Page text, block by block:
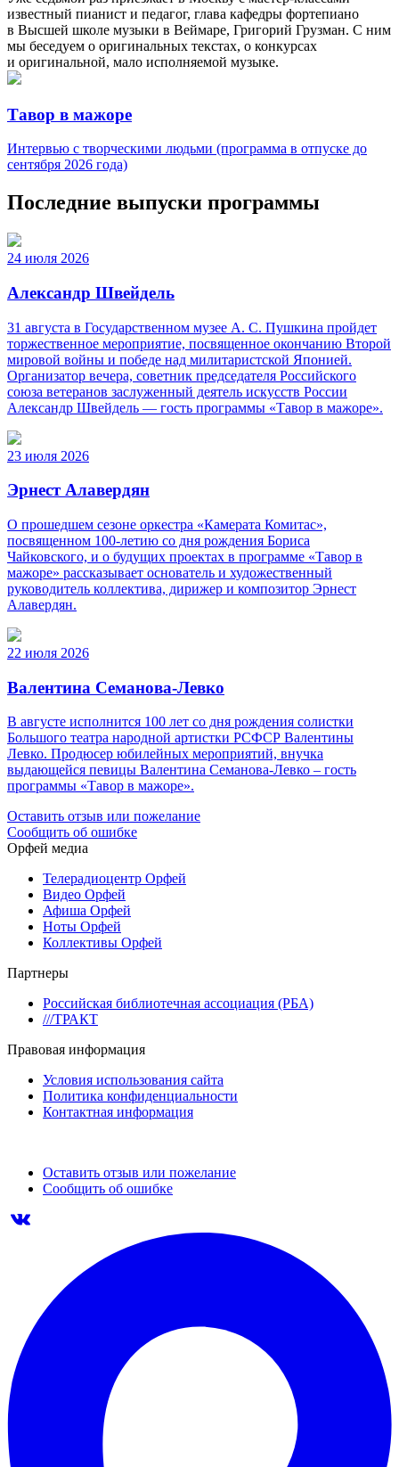
известный пианист и педагог, глава кафедры фортепиано
в Высшей школе музыки в Веймаре, Григорий Грузман. С ним
мы беседуем о оригинальных текстах, о конкурсах
и оригинальной, мало исполняемой музыке.
Тавор в мажоре
Интервью с творческими людьми (программа в отпуске до
сентября 2026 года)
Последние выпуски программы
24 июля 2026
Александр Швейдель
31 августа в Государственном музее А. С. Пушкина пройдет
торжественное мероприятие, посвященное окончанию Второй
мировой войны и победе над милитаристской Японией.
Организатор вечера, советник председателя Российского
союза ветеранов заслуженный деятель искусств России
Александр Швейдель — гость программы «Тавор в мажоре».
23 июля 2026
Эрнест Алавердян
О прошедшем сезоне оркестра «Камерата Комитас»,
посвященном 100-летию со дня рождения Бориса
Чайковского, и о будущих проектах в программе «Тавор в
мажоре» рассказывает основатель и художественный
руководитель коллектива, дирижер и композитор Эрнест
Алавердян.
22 июля 2026
Валентина Семанова-Левко
В августе исполнится 100 лет со дня рождения солистки
Большого театра народной артистки РСФСР Валентины
Левко. Продюсер юбилейных мероприятий, внучка
выдающейся певицы Валентина Семанова-Левко – гость
программы «Тавор в мажоре».
Оставить отзыв или пожелание
Сообщить об ошибке
Орфей медиа
Телерадиоцентр Орфей
Видео Орфей
Афиша Орфей
Ноты Орфей
Коллективы Орфей
Партнеры
Российская библиотечная ассоциация (РБА)
///ТРАКТ
Правовая информация
Условия использования сайта
Политика конфиденциальности
Контактная информация
Оставить отзыв или пожелание
Сообщить об ошибке